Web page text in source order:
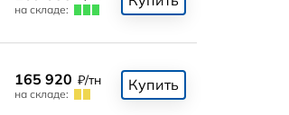
на складе:
165 920 ₽/тн
на складе:
Купить